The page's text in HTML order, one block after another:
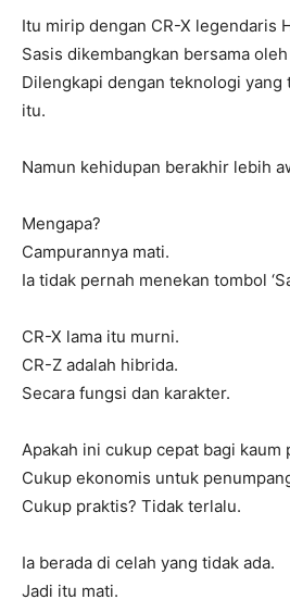
Itu mirip dengan CR-X legendaris
Sasis dikembangkan bersama
Dilengkapi dengan teknologi yang
itu.
Namun kehidupan berakhir lebih
Mengapa?
Campurannya mati.
Ia tidak pernah menekan tombol
CR-X lama itu murni.
CR-Z adalah hibrida.
Secara fungsi dan karakter.
Apakah ini cukup cepat bagi kaum
Cukup ekonomis untuk
Cukup praktis? Tidak terlalu.
Ia berada di celah yang tidak ada.
Jadi itu mati.